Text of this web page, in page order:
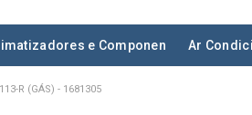
e Componen Ar
R (GÁS) - 1681305